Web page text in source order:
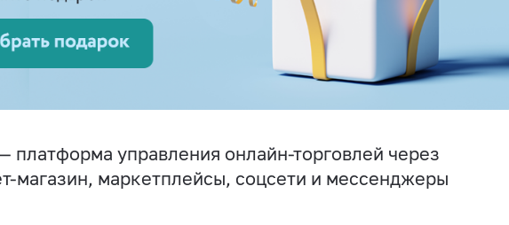
платформа управления онлайн-торговлей через
магазин, маркетплейсы, соцсети и мессенджеры